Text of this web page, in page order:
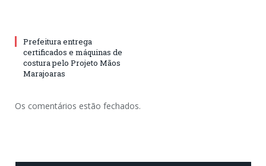
Prefeitura entrega
certificados e máquinas de
costura pelo Projeto Mãos
Marajoaras
Os comentários estão fechados.